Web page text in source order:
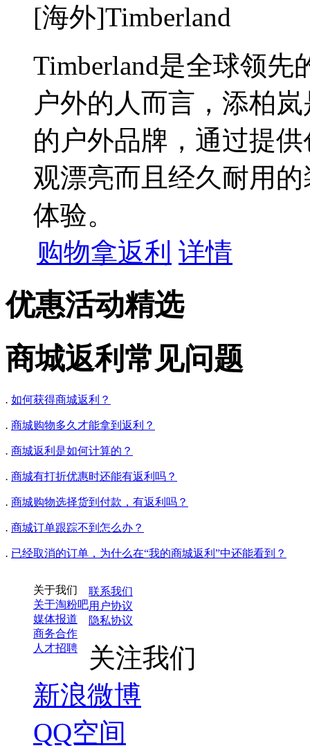
[海外]Timberland
Timberland是全球领
户外的人而言，添柏
的户外品牌，通过提
观漂亮而且经久耐用
体验。
购物拿返利 详情
优惠活动精选
商城返利常见问题
. 如何获得商城返利？
. 商城购物多久才能拿到返利？
. 商城返利是如何计算的？
. 商城有打折优惠时还能有返利吗？
. 商城购物选择货到付款，有返利吗？
. 商城订单跟踪不到怎么办？
. 已经取消的订单，为什么在“我的商城返利”中还能看到？
关于我们
关于淘粉吧
媒体报道
商务合作
人才招聘
联系我们
用户协议
隐私协议
关注我们
新浪微博
QQ空间